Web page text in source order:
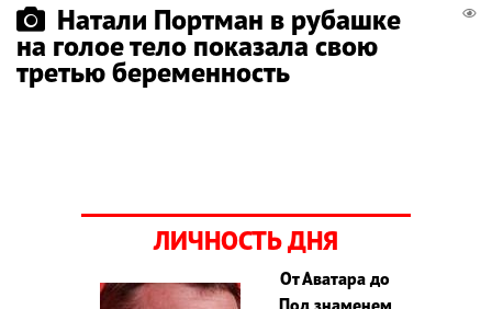
Натали Портман в рубашке
на голое тело показала свою
третью беременность
ЛИЧНОСТЬ ДНЯ
От Аватара до
Под знаменем